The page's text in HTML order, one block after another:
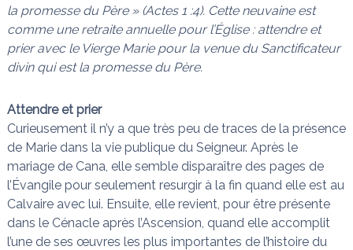
i
t
l
u
d
s
la promesse du Père » (Actes 1 :4). Cette neuvaine est
comme une retraite annuelle pour l’Église : attendre et
prier avec le Vierge Marie pour la venue du Sanctificateur
divin qui est la promesse du Père.
Attendre et prier
Curieusement il n’y a que très peu de traces de la présence
de Marie dans la vie publique du Seigneur. Après le
mariage de Cana, elle semble disparaître des pages de
l’Évangile pour seulement resurgir à la fin quand elle est au
Calvaire avec lui. Ensuite, elle revient, pour être présente
dans le Cénacle après l’Ascension, quand elle accomplit
l’une de ses œuvres les plus importantes de l’histoire du